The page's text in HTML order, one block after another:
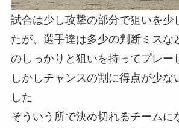
試合は少し攻撃の部分で狙いを少
たが、選手達は多少の判断ミスな
のしっかりと狙いを持ってプレー
しかしチャンスの割に得点が少な
した
そういう所で決め切れるチームに